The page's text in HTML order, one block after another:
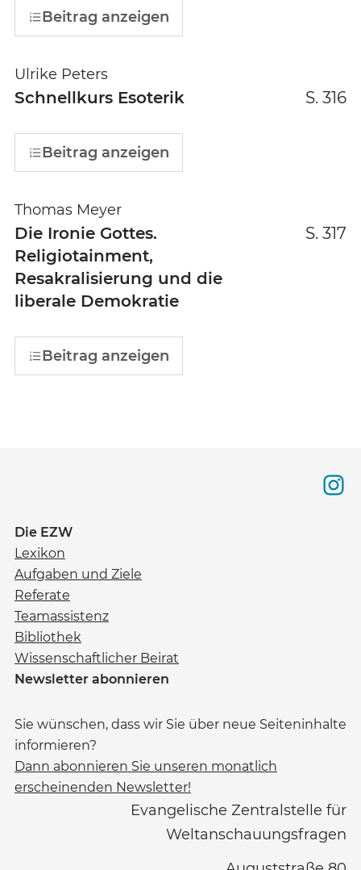
Beitrag anzeigen
Ulrike Peters
Schnellkurs Esoterik S. 316
Beitrag anzeigen
Thomas Meyer
Die Ironie Gottes.
Religiotainment,
Resakralisierung und die
liberale Demokratie
S. 317
Beitrag anzeigen
Die EZW
Lexikon
Aufgaben und Ziele
Referate
Teamassistenz
Bibliothek
Wissenschaftlicher Beirat
Newsletter abonnieren
Sie wünschen, dass wir Sie über neue Seiteninhalte
informieren?
Dann abonnieren Sie unseren monatlich
erscheinenden Newsletter!
Evangelische Zentralstelle für
Weltanschauungsfragen